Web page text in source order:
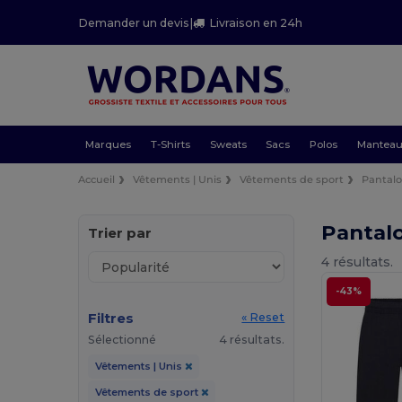
Demander un devis| Livraison en 24h
Marques T-Shirts Sweats Sacs Polos
Accueil Vêtements | Unis Vêtements de sport
Trier par
Filtres
« Reset
Sélectionné
4 résultats.
Vêtements | Unis
Vêtements de sport
4 résultats.
-43%